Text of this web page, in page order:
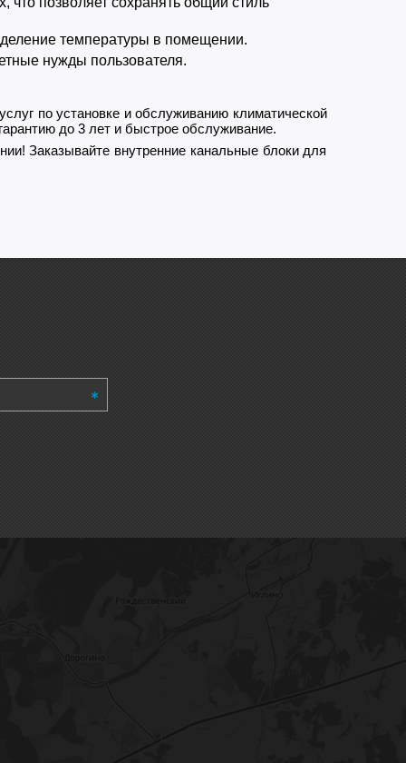
температуры в помещении.
нужды пользователя.
по установке и обслуживанию климатической
до 3 лет и быстрое обслуживание.
Заказывайте внутренние канальные блоки для